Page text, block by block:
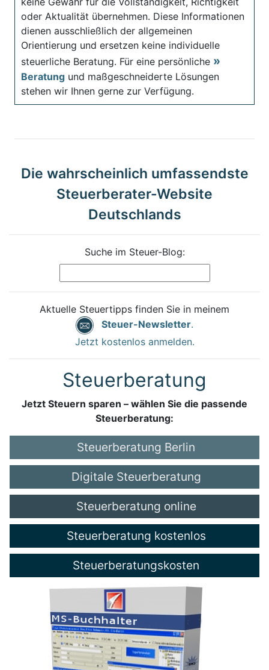
oder Aktualität übernehmen. Diese Informationen
dienen ausschließlich der allgemeinen
Orientierung und ersetzen keine individuelle
steuerliche Beratung. Für eine persönliche
Beratung und maßgeschneiderte Lösungen
stehen wir Ihnen gerne zur Verfügung.
Die wahrscheinlich umfassendste
Steuerberater-Website
Deutschlands
Suche im Steuer-Blog:
Aktuelle Steuertipps finden Sie in meinem
Steuer-Newsletter.
Jetzt kostenlos anmelden.
Steuerberatung
Jetzt Steuern sparen – wählen Sie die passende
Steuerberatung:
Steuerberatung Berlin
Digitale Steuerberatung
Steuerberatung online
Steuerberatung kostenlos
Steuerberatungskosten